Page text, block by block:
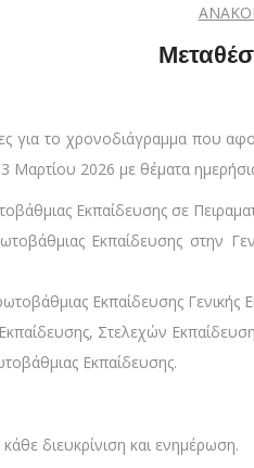
για το χρονοδιάγραμμα που
2026 με θέματα
Εκπαίδευσης σε
Εκπαίδευσης στην
Εκπαίδευσης
Στελεχών
Εκπαίδευσης.
διευκρίνιση και ενημέρωση.